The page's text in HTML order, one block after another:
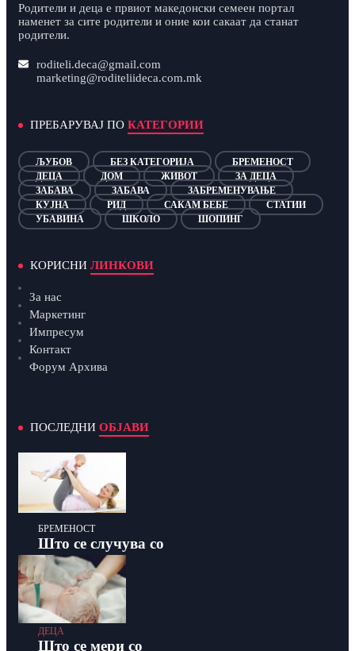
Родители и деца е првиот македонски семеен портал
наменет за сите родители и оние кои сакаат да станат
родители.
roditeli.deca@gmail.com
marketing@roditeliideca.com.mk
ПРЕБАРУВАЈ ПО КАТЕГОРИИ
ЉУБОВ БЕЗ КАТЕГОРИЈА
БРЕМЕНОСТ
ДЕЦА
ДОМ ЖИВОТ
ЗА ДЕЦА
ЗАБАВА
ЗАБАВА
ЗАБРЕМЕНУВАЊЕ
КУЈНА
РИД САКАМ БЕБЕ
СТАТИИ
УБАВИНА
ШКОЛО ШОПИНГ
КОРИСНИ ЛИНКОВИ
За нас
Маркетинг
Импресум
Контакт
Форум Архива
ПОСЛЕДНИ ОБЈАВИ
БРЕМЕНОСТ
Што се случува со
ДЕЦА
Што се мери со